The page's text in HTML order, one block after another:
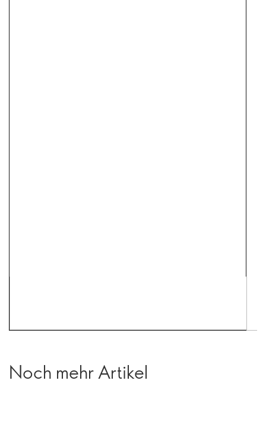
Noch mehr Artikel